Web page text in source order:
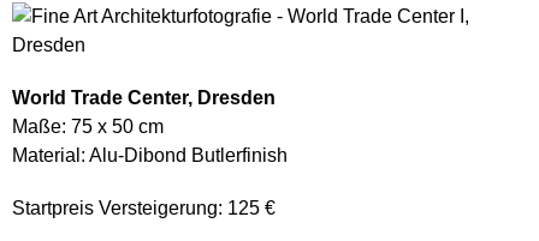
World Trade Center, Dresden
Maße: 75 x 50 cm
Material: Alu-Dibond Butlerfinish
Startpreis Versteigerung: 125 €